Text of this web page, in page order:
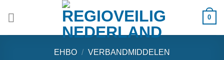
0
EHBO / VERBANDMIDDELEN